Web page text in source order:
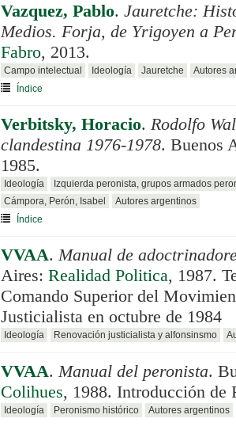
Vazquez, Pablo. Jauretche:
Medios. Forja, de Yrigoyen a
Fabro, 2013.
Campo intelectual Ideología Jauretche
Autores
Índice
Verbitsky, Horacio. Rodolfo
clandestina 1976-1978. Buenos
1985.
Ideología
Izquierda peronista, grupos armados
Cámpora, Perón, Isabel
Autores argentinos
Índice
VVAA. Manual de
Aires: Realidad Politica, 1987.
Comando Superior del
Justicialista en octubre de 1984
Ideología Renovación justicialista y alfonsinsmo
VVAA. Manual del peronista.
Colihues, 1988. Introducción de
Ideología Peronismo histórico Autores argentinos